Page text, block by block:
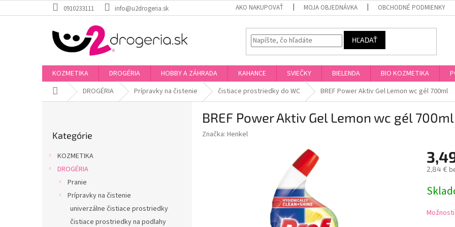
na
0910233111 info@u2drogeria.sk AKO NAKUPOVAŤ MOJA OBJEDNÁVKA OBCHODNÉ PODMIENKY
HĽADAŤ
KOZMETIKA DROGÉRIA HOBBY A ZÁHRADA KAHANCE SVIEČKY BIELENDA BIO KOZMETIKA
DomovDROGÉRIA Prípravky na čistenie čistiace prostriedky do WC BREF Power Aktiv Gel Lemon wc gél 700ml
kategórie
Kategórie
KOZMETIKA
DROGÉRIA
Pranie
Prípravky na čistenie
univerzálne čistiace prostriedky
čistiace prostriedky na podlahy
BREF Power Aktiv Gel Lemon wc gél 700ml
Značka: Henkel
2,84 €
cena: